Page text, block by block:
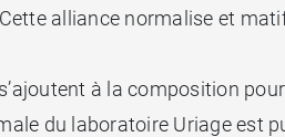
alliance normalise et
s’ajoutent à la composition
du laboratoire Uriage est